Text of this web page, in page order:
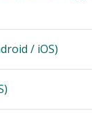
/ iOS)